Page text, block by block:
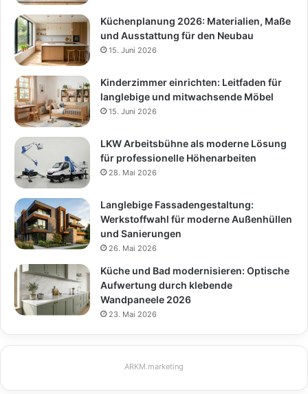
Küchenplanung 2026: Materialien, Maße
und Ausstattung für den Neubau
15. Juni 2026
Kinderzimmer einrichten: Leitfaden für
langlebige und mitwachsende Möbel
15. Juni 2026
LKW Arbeitsbühne als moderne Lösung
für professionelle Höhenarbeiten
28. Mai 2026
Langlebige Fassadengestaltung:
Werkstoffwahl für moderne Außenhüllen
und Sanierungen
26. Mai 2026
Küche und Bad modernisieren: Optische
Aufwertung durch klebende
Wandpaneele 2026
23. Mai 2026
ARKM.marketing